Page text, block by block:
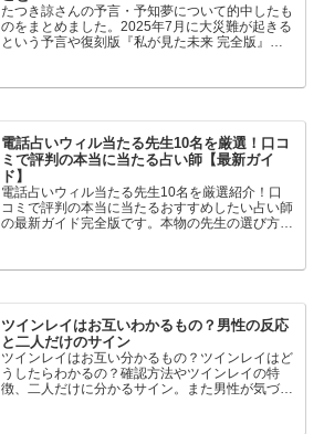
たつき諒さんの予言・予知夢について的中したも
のをまとめました。2025年7月に大災難が起きる
という予言や復刻版『私が見た未来 完全版』に
電話占いウィル当たる先生10名を厳選！口コ
ミで評判の本当に当たる占い師【最新ガイ
ド】
電話占いウィル当たる先生10名を厳選紹介！口
コミで評判の本当に当たるおすすめしたい占い師
の最新ガイド完全版です。本物の先生の選び方や
ツインレイはお互いわかるもの？男性の反応
と二人だけのサイン
ツインレイはお互い分かるもの？ツインレイはど
うしたらわかるの？確認方法やツインレイの特
徴、二人だけに分かるサイン。また男性が気づい